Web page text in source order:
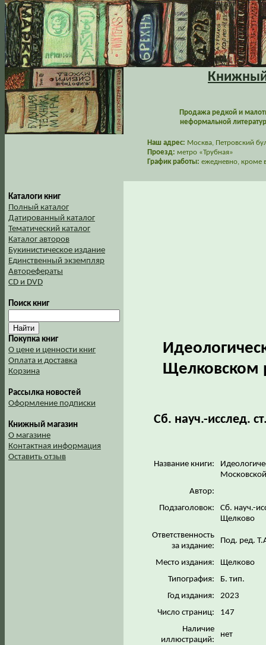
Книжный
Продажа редкой и
неформальной
Наш адрес: Москва, Петровский
Проезд: метро «Трубная»
График работы: ежедневно, кроме
Каталоги книг
Полный каталог
Датированный каталог
Тематический каталог
Каталог авторов
Букинистическое издание
Единственный экземпляр
Авторефераты
CD и DVD
Поиск книг
Покупка книг
О цене и ценности книг
Оплата и доставка
Корзина
Рассылка новостей
Оформление подписки
Книжный магазин
О магазине
Контактная информация
Оставить отзыв
Щелковском
Сб. науч.-исслед.
Название книги:
Автор:
Подзаголовок:
Сб. науч.-
Щелково
Ответственность
за издание:
Под. ред.
Место издания:
Щелково
Типография:
Б. тип.
Год издания:
2023
Число страниц:
147
Наличие
иллюстраций:
нет